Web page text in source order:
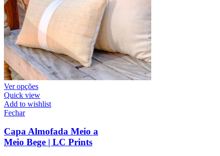
Ver opções
Quick view
Add to wishlist
Fechar
Capa Almofada Meio a
Meio Bege | LC Prints